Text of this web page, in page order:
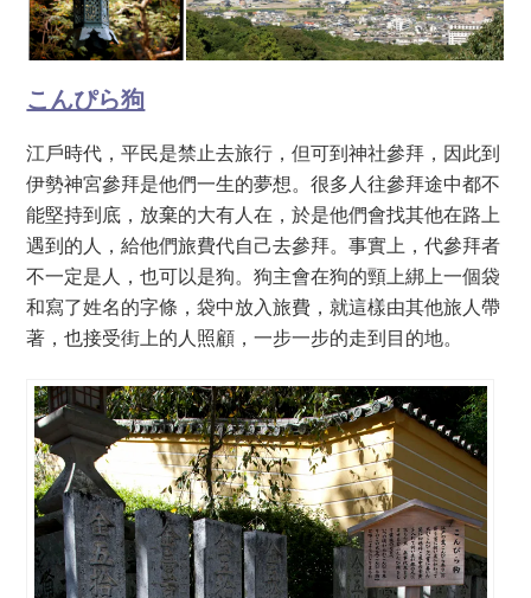
こんぴら狗
江戶時代，平民是禁止去旅行，但可到神社參拜，因此到
伊勢神宮參拜是他們一生的夢想。很多人往參拜途中都不
能堅持到底，放棄的大有人在，於是他們會找其他在路上
遇到的人，給他們旅費代自己去參拜。事實上，代參拜者
不一定是人，也可以是狗。狗主會在狗的頸上綁上一個袋
和寫了姓名的字條，袋中放入旅費，就這樣由其他旅人帶
著，也接受街上的人照顧，一步一步的走到目的地。